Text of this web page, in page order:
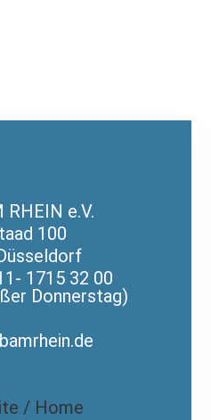
RHEIN e.V.
100
1715 32 00
Donnerstag)
.
.
.
/ Home